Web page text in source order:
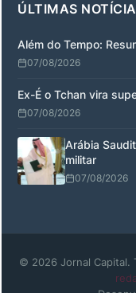
ÚLTIMAS
Além do Tempo:
07/08/2026
Ex-É o Tchan vira
07/08/2026
Arábia
militar
07/08/2026
© 2026 Jornal Capital.